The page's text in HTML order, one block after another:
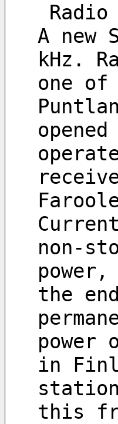
A new
kHz.
one
non-
the
power
in
this